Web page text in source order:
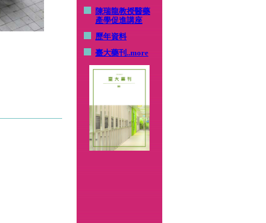
陳瑞龍教授醫藥
產學促進講座
歷年資料
臺大藥刊 ..more